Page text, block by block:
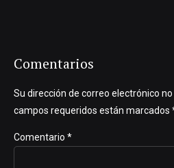
Comentarios
Su dirección de correo electrónico
campos requeridos están marcados
Comentario *